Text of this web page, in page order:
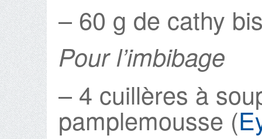
– 60 g de cathy
Pour l’imbibage
– 4 cuillères à
pamplemousse (